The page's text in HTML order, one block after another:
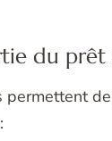
du prêt
permettent